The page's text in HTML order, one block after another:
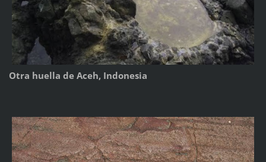
Otra huella de Aceh, Indonesia